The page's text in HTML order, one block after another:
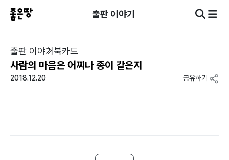
출판 이야기
출판 이야기북카드
사람의 마음은 어찌나 종이 같은지
2018.12.20 공유하기